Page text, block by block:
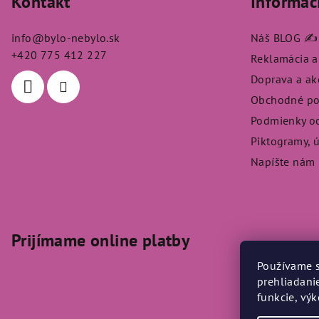
Používame
funkcie,
p
info@bylo-nebylo.sk
+420 775 412 227
Náš BLOG ✍️
Reklamácia
Doprava a
Obchodné
Podmienky
Piktogramy,
Napíšte nám
Prijímame online platby